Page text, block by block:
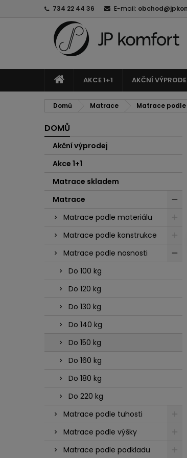
734 22 44 36 E-mail:
AKCE 1+1 AKČNÍ
Domů Matrace Matrace
DOMŮ
Akční výprodej
Akce 1+1
Matrace skladem
Matrace
Matrace podle materiálu
Matrace podle konstrukce
Matrace podle nosnosti
Do 100 kg
Do 120 kg
Do 130 kg
Do 140 kg
Do 150 kg
Do 160 kg
Do 180 kg
Do 220 kg
Matrace podle tuhosti
Matrace podle výšky
Matrace podle podkladu